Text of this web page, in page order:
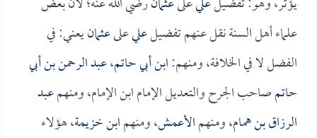
علماء أهل السنة نقل عنهم تفضيلعليعلىعثمانيعني: في
الفضل لا في الخلافة، ومنهم:ابن أبي حاتم،عبد الرحمن بن أبي
حاتمصاحب الجرح والتعديل الإمام ابن الإمام، ومنهمعبد
الرزاق بن همام، ومنهمالأعمش، ومنهمابن خزيمة، هؤلاء